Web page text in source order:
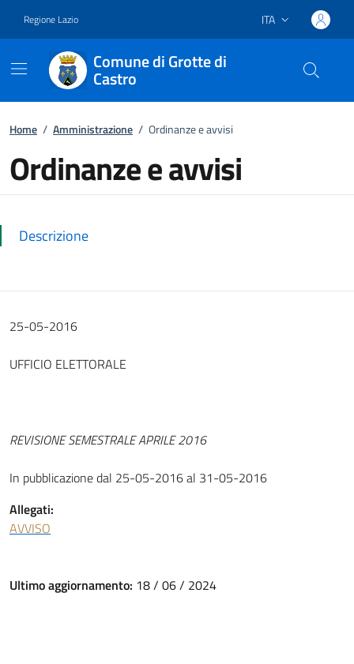
Regione Lazio Lingua attiva:
ITA
Comune di Grotte di
Castro
Home / Amministrazione / Ordinanze e avvisi
Ordinanze e avvisi
Descrizione
25-05-2016
UFFICIO ELETTORALE
REVISIONE SEMESTRALE APRILE 2016
In pubblicazione dal 25-05-2016 al 31-05-2016
Allegati:
AVVISO
Ultimo aggiornamento: 18 / 06 / 2024